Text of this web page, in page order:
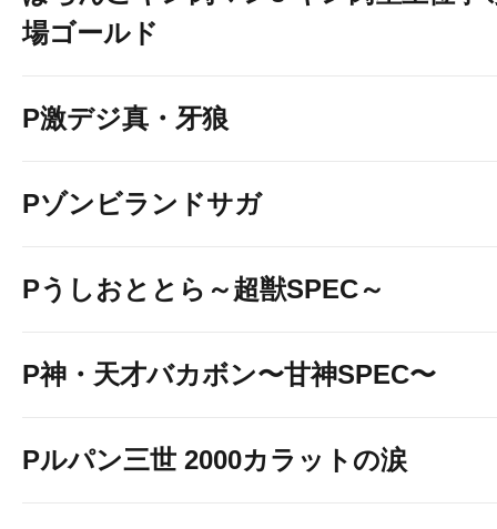
場ゴールド
P激デジ真・牙狼
Pゾンビランドサガ
Pうしおととら～超獣SPEC～
P神・天才バカボン〜甘神SPEC〜
Pルパン三世 2000カラットの涙